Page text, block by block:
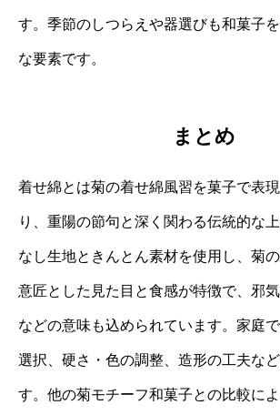
す。季節のしつらえや器選びも和菓子
な要素です。
まとめ
着せ綿とは菊の着せ綿風習を菓子で表
り、重陽の節句と深く関わる伝統的な
なし生地ときんとん素材を使用し、菊
意匠とした見た目と食感が特徴で、邪
などの意味も込められています。家庭
選択、硬さ・色の調整、造形の工夫な
す。他の菊モチーフ和菓子との比較に